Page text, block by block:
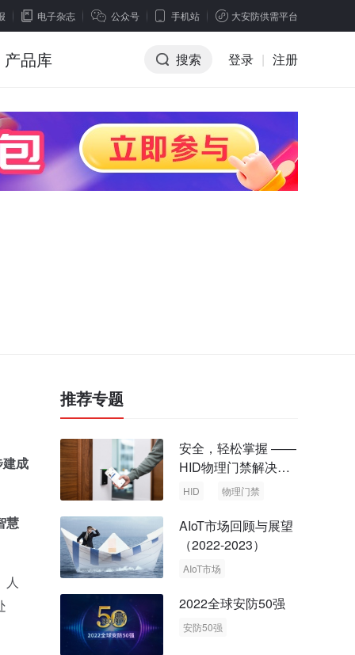
电子杂志 公众号 手机站 大安防供需平台
产品库 搜索 登录 | 注册
成
慧
人
推荐专题
安全，轻松掌握 ——
HID物理门禁解决方
案，启动智慧安全新
HID 物理门禁
AIoT市场回顾与展望
（2022-2023）
AIoT市场
2022全球安防50强
安防50强